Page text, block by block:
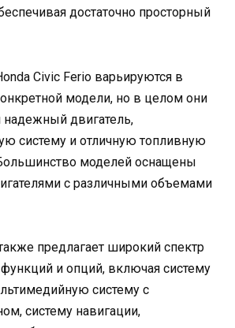
достаточно просторный
Civic Ferio варьируются в
модели, но в целом они
двигатель,
систему и отличную топливную
моделей оснащены
с различными объемами
предлагает широкий спектр
и опций, включая систему
систему с
систему навигации,